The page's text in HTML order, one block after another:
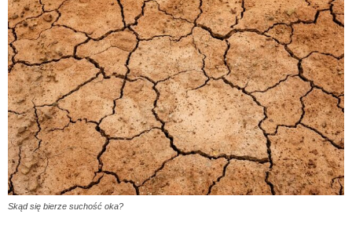
Skąd się bierze suchość oka?